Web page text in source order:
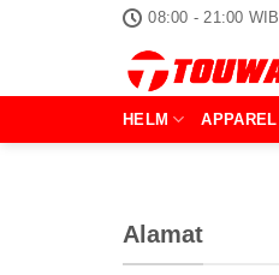
08:00 - 21:00 WIB
HELM APPAREL
Alamat